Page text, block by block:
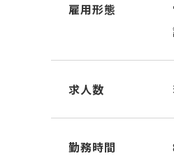
雇用形態
求人数
勤務時間